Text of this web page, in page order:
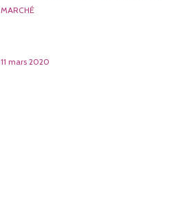
MARCHÉ
11 mars 2020